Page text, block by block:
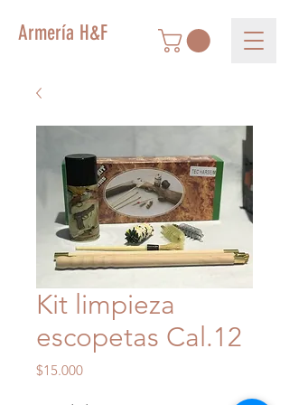
Armería H&F
Kit limpieza
escopetas Cal.12
$15.000Precio